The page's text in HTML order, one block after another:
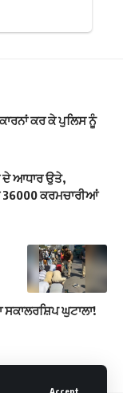
Accept
ਕਰ ਕੇ ਪੁਲਿਸ ਨੂੰ
ਦੇ ਆਧਾਰ ਉਤੇ,
36000 ਕਰਮਚਾਰੀਆਂ
ਘੁਟਾਲਾ!